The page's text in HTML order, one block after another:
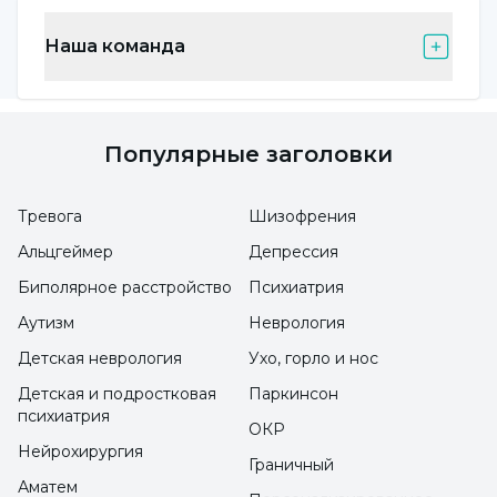
такими как красная капуста, морковь,
содержат большое количество
калорий
"Еще один вопрос, на который следует
обратить внимание, - это вспомогательные
блюда-закуски: деликатесы, такие как
салями, бекон, моллюски, креветки,
кальмары или другие закуски с майонезом
очень калорийны", - говорит специалист по
Наша команда
Популярные заголовки
Тревога
Альцгеймер
Биполярное расстройство
Аутизм
Детская неврология
Шизофрения
Депрессия
Психиатрия
Неврология
Ухо, горло и нос
Детская и подростковая
психиатрия
Нейрохирургия
Аматем
Паркинсон
ОКР
Граничный